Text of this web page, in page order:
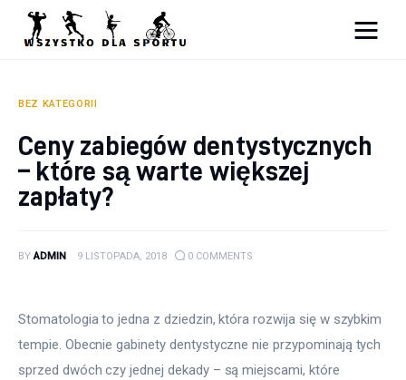
Zdrowie
Ciekawostki
Dziecko
BEZ KATEGORII
Ceny zabiegów dentystycznych
– które są warte większej
zapłaty?
BY ADMIN 9 LISTOPADA, 2018 0 COMMENTS
Stomatologia to jedna z dziedzin, która rozwija się w szybkim
tempie. Obecnie gabinety dentystyczne nie przypominają tych
sprzed dwóch czy jednej dekady – są miejscami, które